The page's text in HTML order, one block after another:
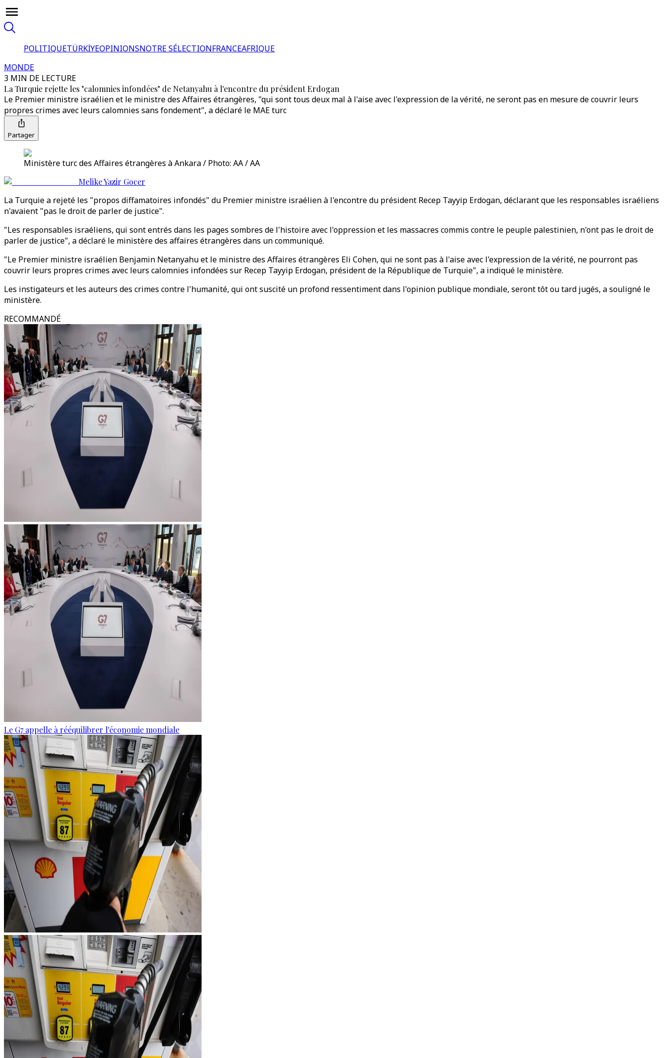
POLITIQUETÜRKİYEOPINIONSNOTRE SÉLECTIONFRANCEAFRIQUE
MONDE
3 MIN DE LECTURE
La Turquie rejette les "calomnies infondées" de Netanyahu à l'encontre du président Erdogan
Le Premier ministre israélien et le ministre des Affaires étrangères, "qui sont tous deux mal à l'aise avec l'expression de la vérité, ne seront pas en mesure de couvrir leurs
propres crimes avec leurs calomnies sans fondement", a déclaré le MAE turc
Partager
Ministère turc des Affaires étrangères à Ankara / Photo: AA / AA
Melike Yazir Gocer
La Turquie a rejeté les "propos diffamatoires infondés" du Premier ministre israélien à l'encontre du président Recep Tayyip Erdogan, déclarant que les responsables israéliens
n'avaient "pas le droit de parler de justice".
"Les responsables israéliens, qui sont entrés dans les pages sombres de l'histoire avec l'oppression et les massacres commis contre le peuple palestinien, n'ont pas le droit de
parler de justice", a déclaré le ministère des affaires étrangères dans un communiqué.
"Le Premier ministre israélien Benjamin Netanyahu et le ministre des Affaires étrangères Eli Cohen, qui ne sont pas à l'aise avec l'expression de la vérité, ne pourront pas
couvrir leurs propres crimes avec leurs calomnies infondées sur Recep Tayyip Erdogan, président de la République de Turquie", a indiqué le ministère.
Les instigateurs et les auteurs des crimes contre l'humanité, qui ont suscité un profond ressentiment dans l'opinion publique mondiale, seront tôt ou tard jugés, a souligné le
ministère.
RECOMMANDÉ
Le G7 appelle à rééquilibrer l'économie mondiale